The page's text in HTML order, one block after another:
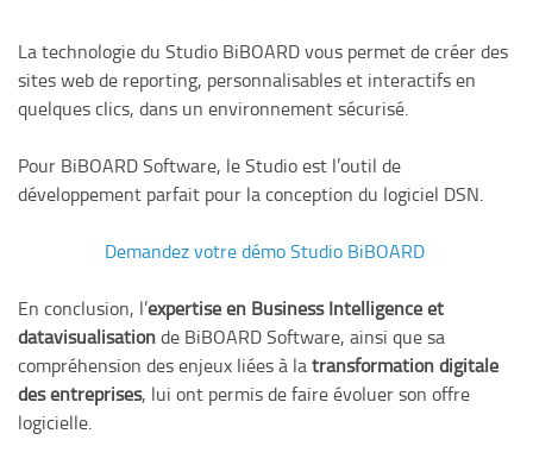
La technologie du Studio BiBOARD vous permet de créer des
sites web de reporting, personnalisables et interactifs en
quelques clics, dans un environnement sécurisé.
Pour BiBOARD Software, le Studio est l’outil de
développement parfait pour la conception du logiciel DSN.
Demandez votre démo Studio BiBOARD
En conclusion, l’expertise en Business Intelligence et
datavisualisationde BiBOARD Software, ainsi que sa
compréhension des enjeux liées à latransformation digitale
des entreprises, lui ont permis de faire évoluer son offre
logicielle.